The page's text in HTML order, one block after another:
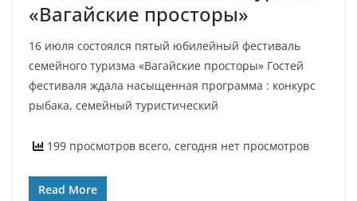
«Вагайские просторы»
16 июля состоялся пятый юбилейный фестиваль
семейного туризма «Вагайские просторы» Гостей
фестиваля ждала насыщенная программа : конкурс
рыбака, семейный туристический
199 просмотров всего, сегодня нет просмотров
Read More